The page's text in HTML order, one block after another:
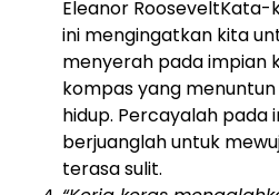
Eleanor RooseveltKata-
ini mengingatkan kita
menyerah pada impian
kompas yang
hidup. Percayalah pada
berjuanglah untuk
terasa sulit.